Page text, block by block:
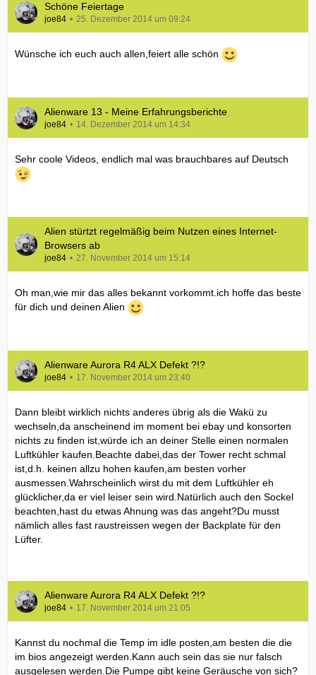
Schöne Feiertage
joe84 25. Dezember 2014 um 09:24
Wünsche ich euch auch allen,feiert alle schön
Alienware 13 - Meine Erfahrungsberichte
joe84 14. Dezember 2014 um 14:34
Sehr coole Videos, endlich mal was brauchbares auf Deutsch
Alien stürtzt regelmäßig beim Nutzen eines Internet-
Browsers ab
joe84 27. November 2014 um 15:14
Oh man,wie mir das alles bekannt vorkommt.ich hoffe das beste
für dich und deinen Alien
Alienware Aurora R4 ALX Defekt ?!?
joe84 17. November 2014 um 23:40
Dann bleibt wirklich nichts anderes übrig als die Wakü zu
wechseln,da anscheinend im moment bei ebay und konsorten
nichts zu finden ist,würde ich an deiner Stelle einen normalen
Luftkühler kaufen.Beachte dabei,das der Tower recht schmal
ist,d.h. keinen allzu hohen kaufen,am besten vorher
ausmessen.Wahrscheinlich wirst du mit dem Luftkühler eh
glücklicher,da er viel leiser sein wird.Natürlich auch den Sockel
beachten,hast du etwas Ahnung was das angeht?Du musst
nämlich alles fast raustreissen wegen der Backplate für den
Lüfter.
Alienware Aurora R4 ALX Defekt ?!?
joe84 17. November 2014 um 21:05
Kannst du nochmal die Temp im idle posten,am besten die die
im bios angezeigt werden.Kann auch sein das sie nur falsch
ausgelesen werden.Die Pumpe gibt keine Geräusche von sich?